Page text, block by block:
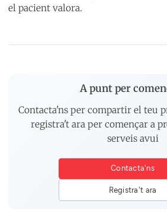
el pacient valora.
A punt per
Contacta'ns per compartir el teu
registra't ara per començar a
serveis avui
Contacta'ns
Registra't ara